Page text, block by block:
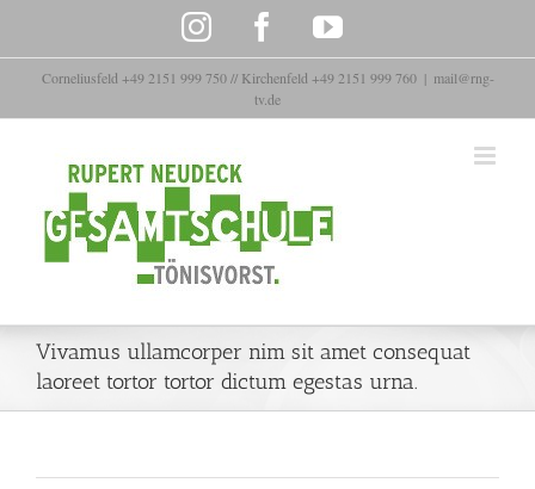
springen
InstagramFacebookYouTube
Corneliusfeld +49 2151 999 750 // Kirchenfeld +49 2151 999 760 | mail@rng-
tv.de
Vivamus ullamcorper nim sit amet consequat
laoreet tortor tortor dictum egestas urna.